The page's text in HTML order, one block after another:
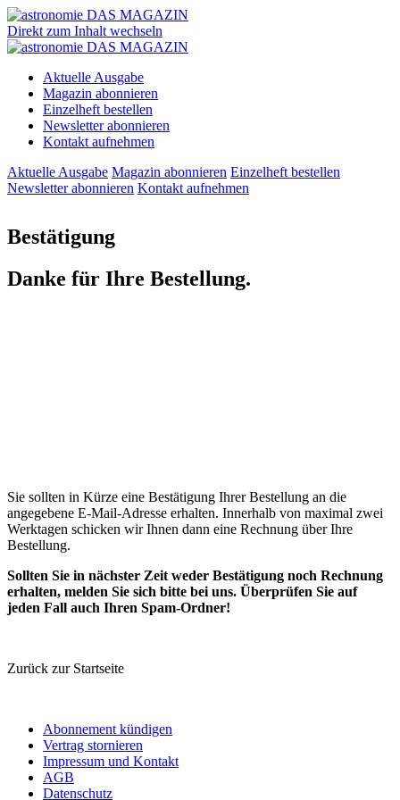
Direkt zum Inhalt wechseln
Aktuelle Ausgabe
Magazin abonnieren
Einzelheft bestellen
Newsletter abonnieren
Kontakt aufnehmen
Aktuelle Ausgabe Magazin abonnieren Einzelheft bestellen
Newsletter abonnieren Kontakt aufnehmen
Bestätigung
Danke für Ihre Bestellung.
Sie sollten in Kürze eine Bestätigung Ihrer Bestellung an die
angegebene E-Mail-Adresse erhalten. Innerhalb von maximal zwei
Werktagen schicken wir Ihnen dann eine Rechnung über Ihre
Bestellung.
Sollten Sie in nächster Zeit weder Bestätigung noch Rechnung
erhalten, melden Sie sich bitte bei uns. Überprüfen Sie auf
jeden Fall auch Ihren Spam-Ordner!
Zurück zur Startseite
Abonnement kündigen
Vertrag stornieren
Impressum und Kontakt
AGB
Datenschutz